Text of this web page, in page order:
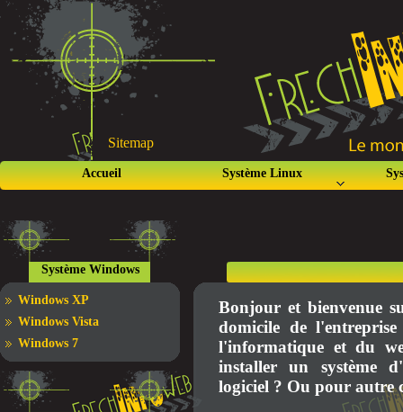
Sitemap
Accueil Système Linux
Système Windows
Windows XP
Windows Vista
Windows 7
Bonjour et bienvenue
domicile de
l'informatique et du
installer un système
logiciel ? Ou pour autre